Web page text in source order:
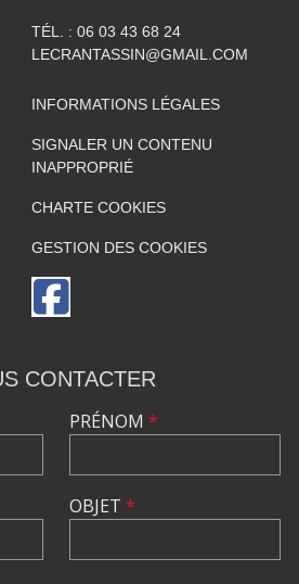
TÉL. : 06 03 43 68 24
LECRANTASSIN@GMAIL.COM
INFORMATIONS LÉGALES
SIGNALER UN CONTENU
INAPPROPRIÉ
CHARTE COOKIES
GESTION DES COOKIES
CONTACTER
PRÉNOM *
OBJET *